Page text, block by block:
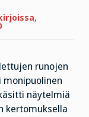
,
runojen
monipuolinen
näytelmiä
kertomuksella